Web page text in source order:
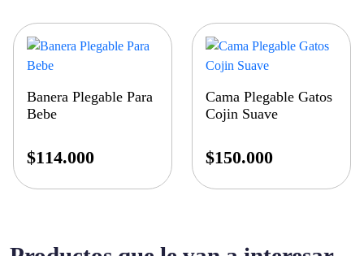
Banera Plegable Para
Bebe
$114.000
Cama Plegable Gatos
Cojin Suave
$150.000